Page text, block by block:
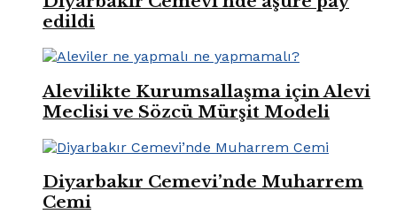
edildi
Alevilikte Kurumsallaşma için Alevi
Meclisi ve Sözcü Mürşit Modeli
Diyarbakır Cemevi’nde Muharrem
Cemi